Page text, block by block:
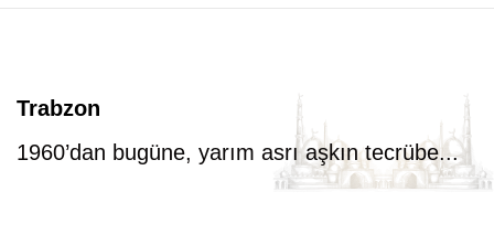
Trabzon
1960’dan bugüne, yarım asrı aşkın tecrübe...